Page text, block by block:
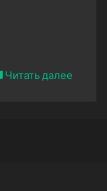
Читать далее